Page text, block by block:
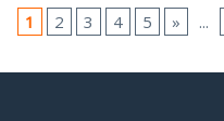
1
2 3 4 5 » ...